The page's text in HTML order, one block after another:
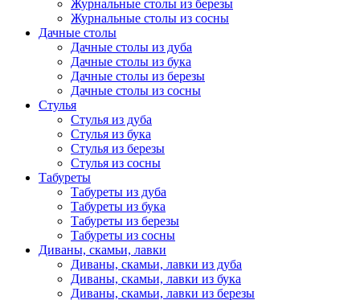
Журнальные столы из березы
Журнальные столы из сосны
Дачные столы
Дачные столы из дуба
Дачные столы из бука
Дачные столы из березы
Дачные столы из сосны
Стулья
Стулья из дуба
Стулья из бука
Стулья из березы
Стулья из сосны
Табуреты
Табуреты из дуба
Табуреты из бука
Табуреты из березы
Табуреты из сосны
Диваны, скамьи, лавки
Диваны, скамьи, лавки из дуба
Диваны, скамьи, лавки из бука
Диваны, скамьи, лавки из березы